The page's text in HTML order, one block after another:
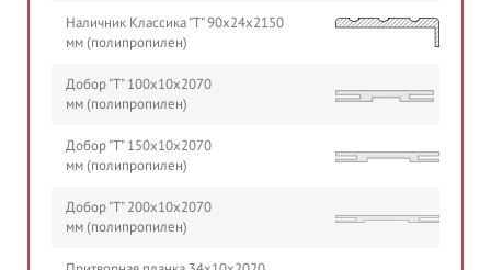
Наличник Классика "Т" 90х24х2150
мм (полипропилен)
Добор "Т" 100х10х2070
мм (полипропилен)
Добор "Т" 150х10х2070
мм (полипропилен)
Добор "Т" 200х10х2070
мм (полипропилен)